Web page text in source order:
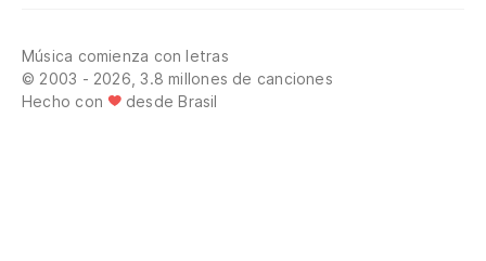
Música comienza con letras
© 2003 - 2026, 3.8 millones de canciones
Hecho con
desde Brasil